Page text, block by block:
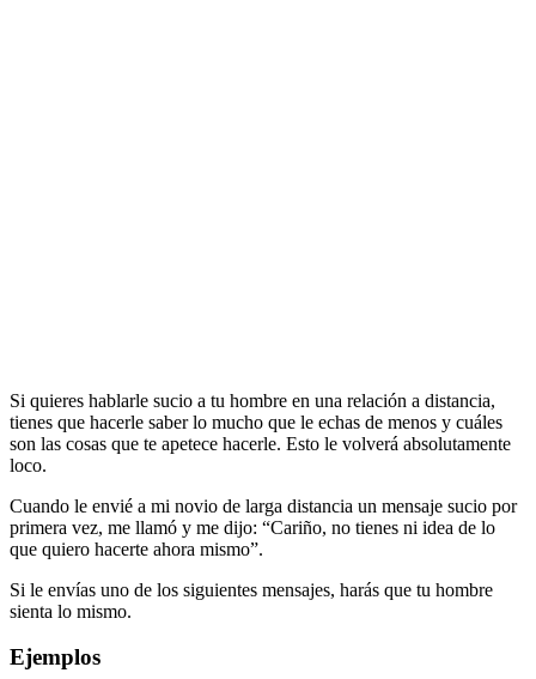
Si quieres hablarle sucio a tu hombre en una relación a distancia,
tienes que hacerle saber lo mucho que le echas de menos y cuáles
son las cosas que te apetece hacerle. Esto le volverá absolutamente
loco.
Cuando le envié a mi novio de larga distancia un mensaje sucio por
primera vez, me llamó y me dijo: “Cariño, no tienes ni idea de lo
que quiero hacerte ahora mismo”.
Si le envías uno de los siguientes mensajes, harás que tu hombre
sienta lo mismo.
Ejemplos